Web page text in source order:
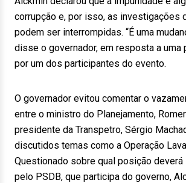
corrupção e, por isso, as investigações
podem ser interrompidas. “É uma
disse o governador, em resposta a uma
por um dos participantes do evento.
O governador evitou comentar o
entre o ministro do Planejamento,
presidente da Transpetro, Sérgio
discutidos temas como a Operação
Questionado sobre qual posição deverá
pelo PSDB, que participa do governo,